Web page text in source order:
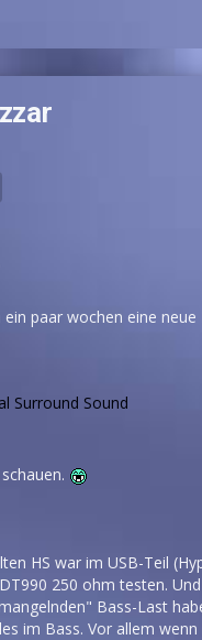
ein paar wochen eine
Surround Sound
HS war im USB-Teil
250 ohm testen.
Bass-Last
im Bass. Vor allem